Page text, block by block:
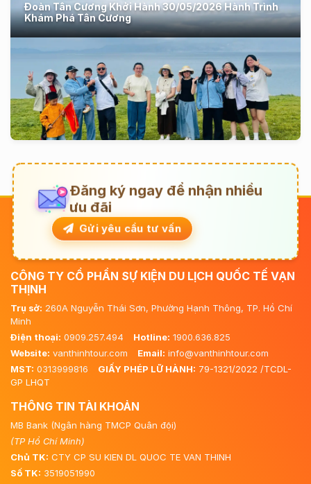
Đoàn Tân Cương Khởi Hành 30/05/2026 Hành Trình
Khám Phá Tân Cương
Đăng ký ngay để nhận nhiều
ưu đãi
Gửi yêu cầu tư vấn
CÔNG TY CỔ PHẦN SỰ KIỆN DU LỊCH QUỐC TẾ VẠN
THỊNH
Trụ sở: 260A Nguyễn Thái Sơn, Phường Hạnh Thông, TP. Hồ Chí
Minh
Điện thoại: 0909.257.494 Hotline: 1900.636.825
Website: vanthinhtour.com Email: info@vanthinhtour.com
MST: 0313999816 GIẤY PHÉP LỮ HÀNH: 79-1321/2022 /TCDL-
GP LHQT
THÔNG TIN TÀI KHOẢN
MB Bank (Ngân hàng TMCP Quân đội)
(TP Hồ Chí Minh)
Chủ TK: CTY CP SU KIEN DL QUOC TE VAN THINH
Số TK: 3519051990